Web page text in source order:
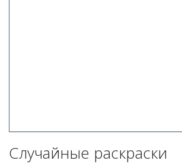
Случайные раскраски